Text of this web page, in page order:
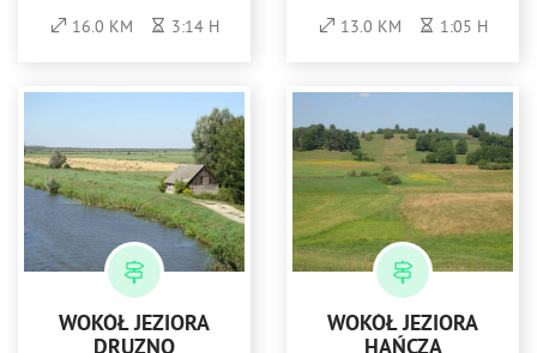
16.0 KM 3:14 H 13.0 KM 1:05 H
WOKÓŁ JEZIORA
WOKÓŁ JEZIORA